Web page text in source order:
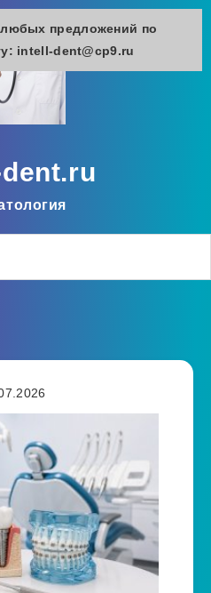
предложений по
intell-dent@cp9.ru